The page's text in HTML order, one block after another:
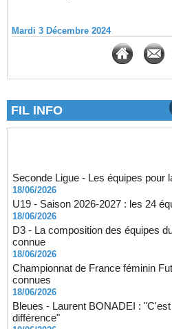
Mardi 3 Décembre 2024
FIL INFO
18/06/2026
U19 - Saison 2026-2027 : les 24
18/06/2026
D3 - La composition des équipes
connue
18/06/2026
Championnat de France féminin
connues
18/06/2026
Bleues - Laurent BONADEI : "C'est
différence"
10/06/2026